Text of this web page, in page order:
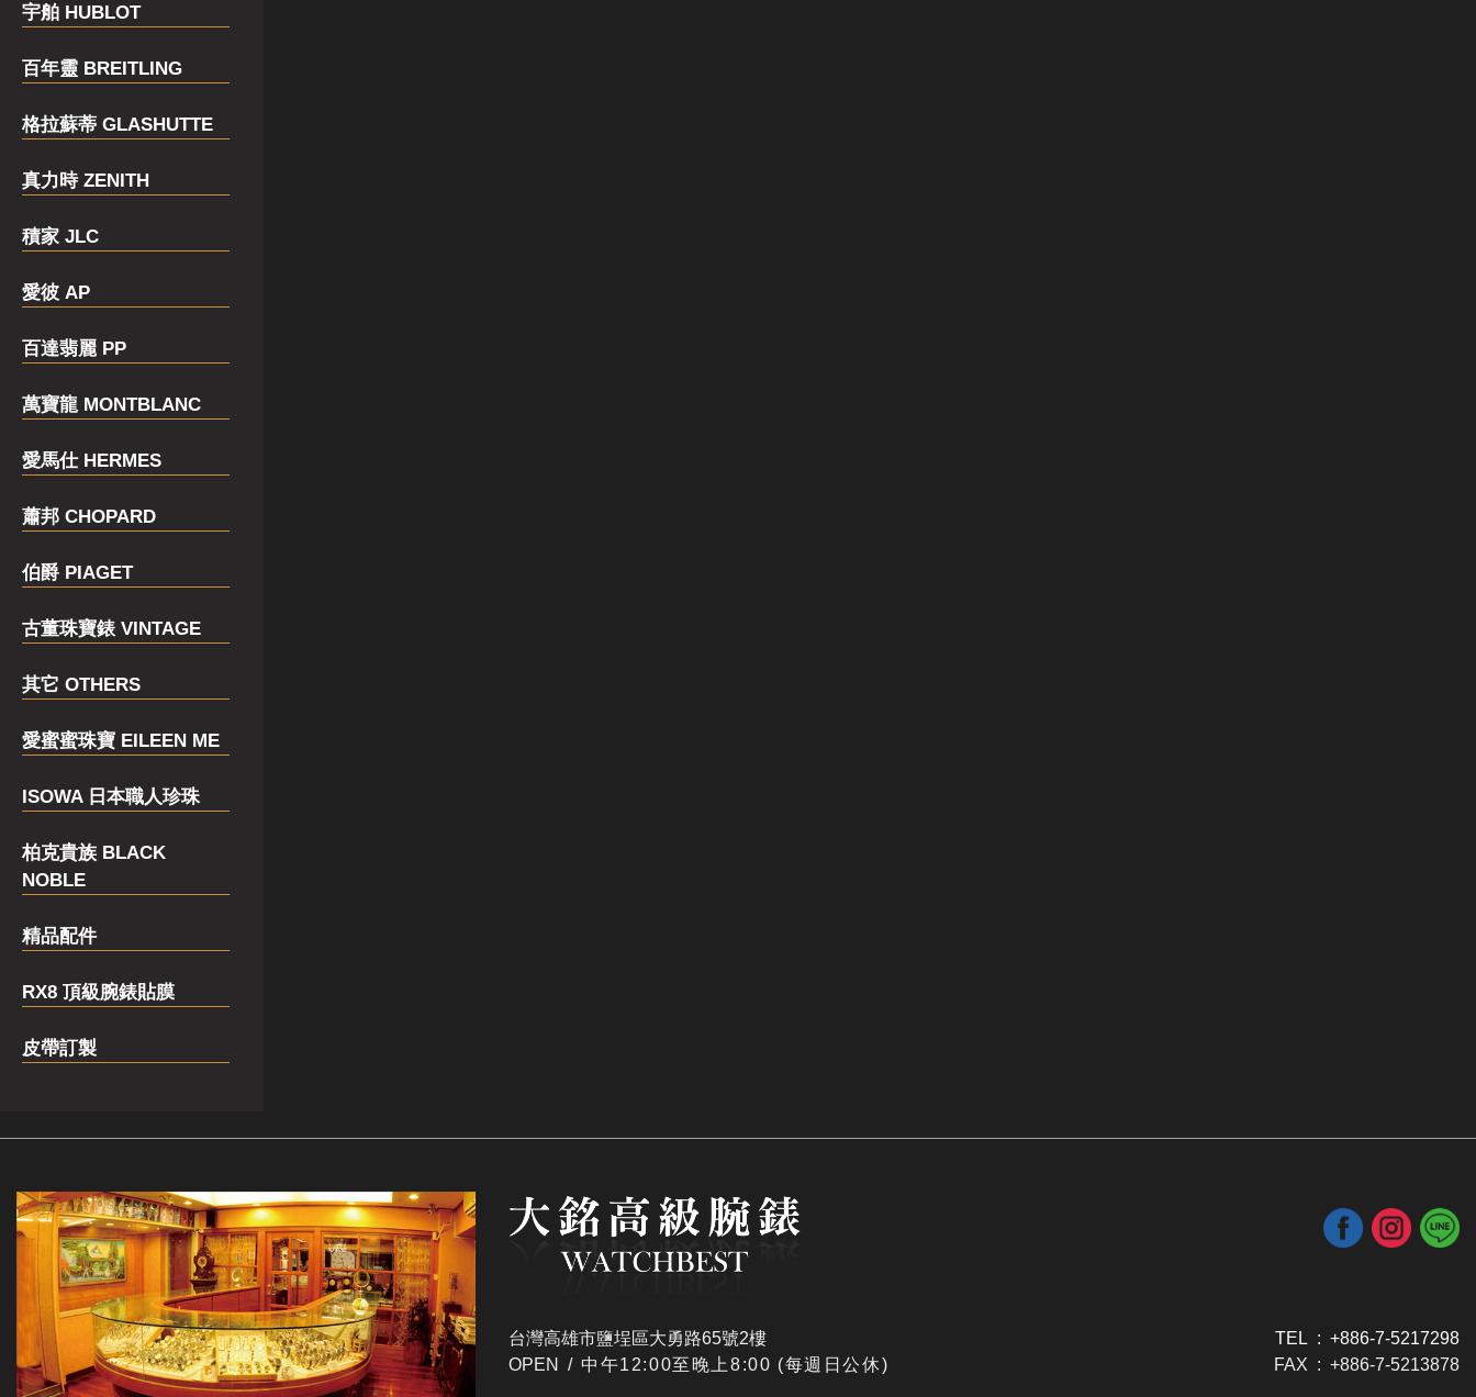
宇舶 HUBLOT
百年靈 BREITLING
格拉蘇蒂 GLASHUTTE
真力時 ZENITH
積家 JLC
愛彼 AP
百達翡麗 PP
萬寶龍 MONTBLANC
愛馬仕 HERMES
蕭邦 CHOPARD
伯爵 PIAGET
古董珠寶錶 VINTAGE
其它 OTHERS
愛蜜蜜珠寶 EILEEN ME
ISOWA 日本職人珍珠
柏克貴族 BLACK
NOBLE
精品配件
RX8 頂級腕錶貼膜
皮帶訂製
台灣高雄市鹽埕區大勇路65號2樓
OPEN / ​中午12:00至晚上8:00 (每週日公休)
TEL : +886-7-5217298
FAX : +886-7-5213878